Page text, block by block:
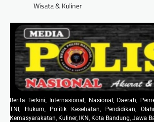
Wisata & Kuliner
Berita Terkini, Internasional, Nasional, Daerah,
TNI, Hukum, Politik Kesehatan, Pendidikan,
Kemasyarakatan, Kuliner, IKN, Kota Bandung, Jawa